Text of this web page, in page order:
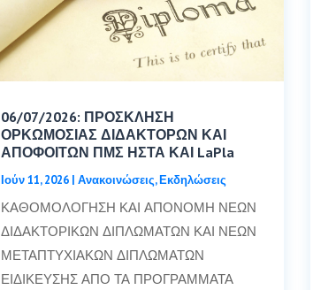
06/07/2026: ΠΡΟΣΚΛΗΣΗ
ΟΡΚΩΜΟΣΙΑΣ ΔΙΔΑΚΤΟΡΩΝ ΚΑΙ
ΑΠΟΦΟΙΤΩΝ ΠΜΣ ΗΣΤΑ ΚΑΙ LaPla
Ιούν 11, 2026 |Ανακοινώσεις,Εκδηλώσεις
ΚΑΘΟΜΟΛΟΓΗΣΗ ΚΑΙ ΑΠΟΝΟΜΗ ΝΕΩΝ
ΔΙΔΑΚΤΟΡΙΚΩΝ ΔΙΠΛΩΜΑΤΩΝ ΚΑΙ ΝΕΩΝ
ΜΕΤΑΠΤΥΧΙΑΚΩΝ ΔΙΠΛΩΜΑΤΩΝ
ΕΙΔΙΚΕΥΣΗΣ ΑΠΟ ΤΑ ΠΡΟΓΡΑΜΜΑΤΑ